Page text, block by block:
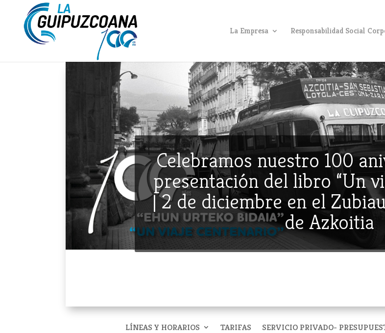
La Empresa Responsabilidad Social
Celebramos nuestro 100
presentación del libro “Un
| 2 de diciembre en el
de Azkoitia
LÍNEAS Y HORARIOS TARIFAS SERVICIO PRIVADO-